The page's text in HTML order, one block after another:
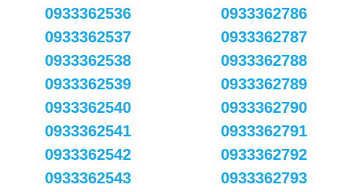
0933362536
0933362537
0933362538
0933362539
0933362540
0933362541
0933362542
0933362543
0933362786
0933362787
0933362788
0933362789
0933362790
0933362791
0933362792
0933362793